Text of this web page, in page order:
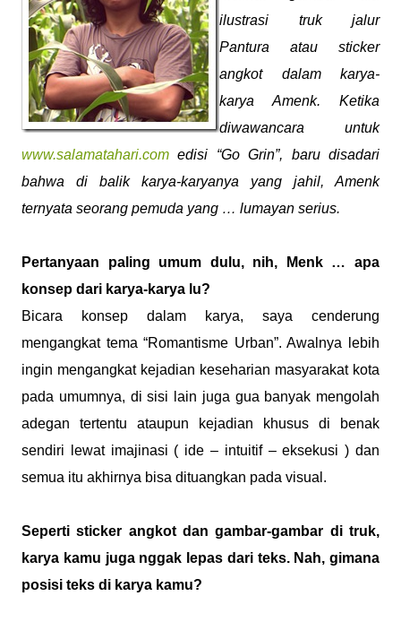
ilustrasi truk jalur
Pantura atau sticker
angkot dalam karya-
karya Amenk. Ketika
diwawancara untuk
www.salamatahari.com edisi “Go Grin”, baru disadari
bahwa di balik karya-karyanya yang jahil, Amenk
ternyata seorang pemuda yang … lumayan serius.
Pertanyaan paling umum dulu, nih, Menk … apa
konsep dari karya-karya lu?
Bicara konsep dalam karya, saya cenderung
mengangkat tema “Romantisme Urban”. Awalnya lebih
ingin mengangkat kejadian keseharian masyarakat kota
pada umumnya, di sisi lain juga gua banyak mengolah
adegan tertentu ataupun kejadian khusus di benak
sendiri lewat imajinasi ( ide – intuitif – eksekusi ) dan
semua itu akhirnya bisa dituangkan pada visual.
Seperti sticker angkot dan gambar-gambar di truk,
karya kamu juga nggak lepas dari teks. Nah, gimana
posisi teks di karya kamu?